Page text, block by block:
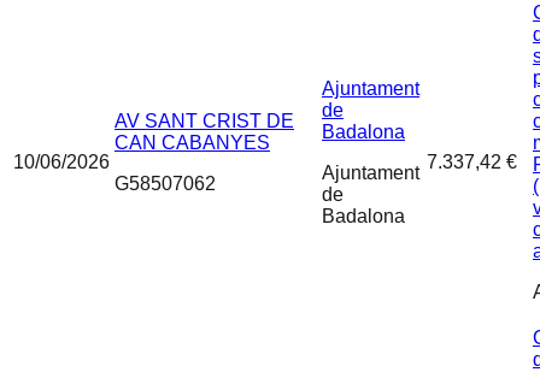
10/06/2026
AV SANT CRIST DE
CAN CABANYES
G58507062
Ajuntament
de
Badalona
Ajuntament
de
Badalona
7.337,42 €